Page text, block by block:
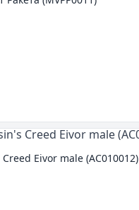
Eivor male (AC010012)